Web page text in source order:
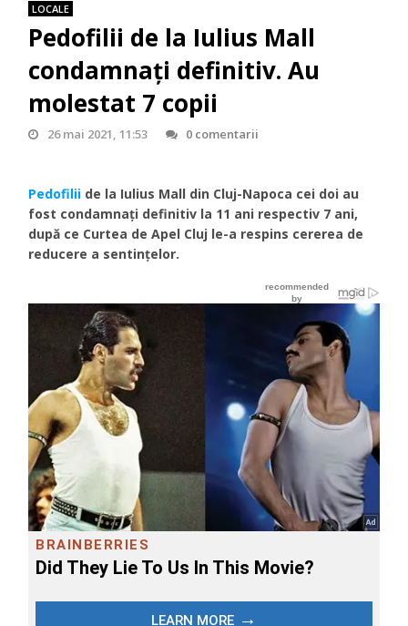
LOCALE
Pedofilii de la Iulius Mall
condamnați definitiv. Au
molestat 7 copii
26 mai 2021, 11:53 0 comentarii
Pedofilii de la Iulius Mall din Cluj-Napoca cei doi au
fost condamnați definitiv la 11 ani respectiv 7 ani,
după ce Curtea de Apel Cluj le-a respins cererea de
reducere a sentințelor.